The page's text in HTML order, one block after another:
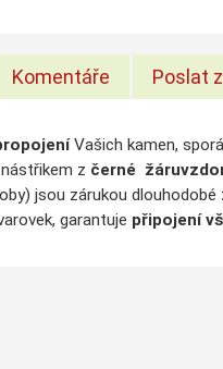
Komentáře Poslat
Vašich kamen,
z černé
jsou zárukou
garantuje připojení